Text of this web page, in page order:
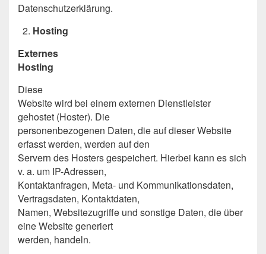
Datenschutzerklärung.
Hosting
Externes
Hosting
Diese
Website wird bei einem externen Dienstleister
gehostet (Hoster). Die
personenbezogenen Daten, die auf dieser Website
erfasst werden, werden auf den
Servern des Hosters gespeichert. Hierbei kann es sich
v. a. um IP-Adressen,
Kontaktanfragen, Meta- und Kommunikationsdaten,
Vertragsdaten, Kontaktdaten,
Namen, Websitezugriffe und sonstige Daten, die über
eine Website generiert
werden, handeln.